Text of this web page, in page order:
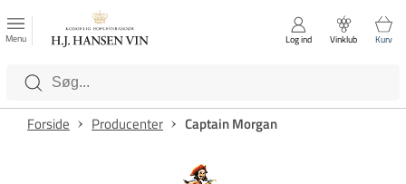
Luk
Kategorier
Menu Log ind Vinklub Kurv
Forside Producenter Captain Morgan